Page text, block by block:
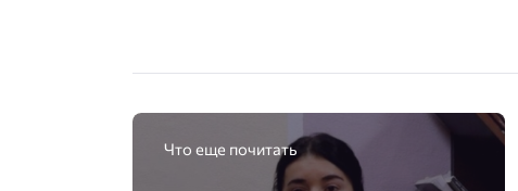
Что еще почитать